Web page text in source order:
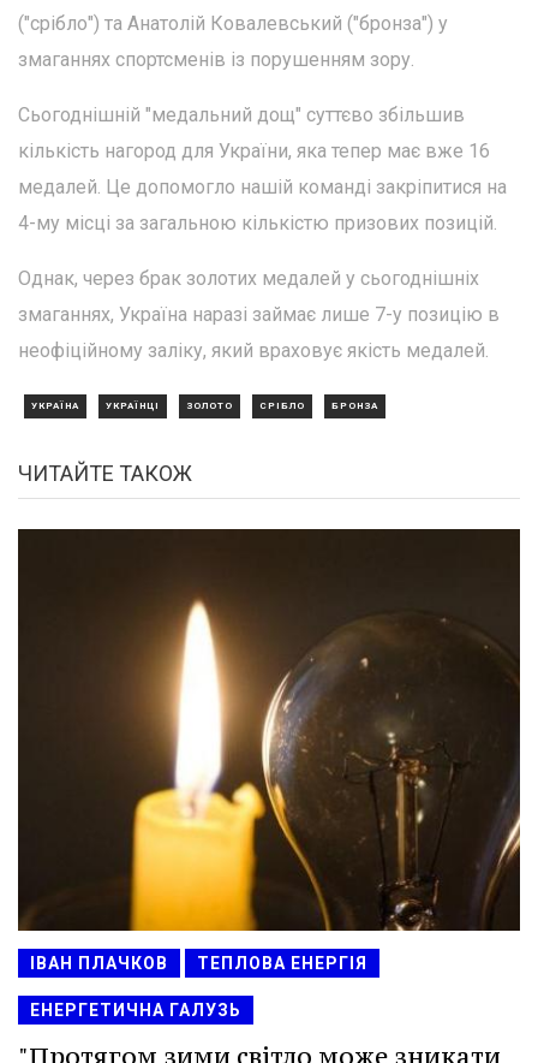
("срібло") та Анатолій Ковалевський ("бронза") у
змаганнях спортсменів із порушенням зору.
Сьогоднішній "медальний дощ" суттєво збільшив
кількість нагород для України, яка тепер має вже 16
медалей. Це допомогло нашій команді закріпитися на
4-му місці за загальною кількістю призових позицій.
Однак, через брак золотих медалей у сьогоднішніх
змаганнях, Україна наразі займає лише 7-у позицію в
неофіційному заліку, який враховує якість медалей.
УКРАЇНА УКРАЇНЦІ ЗОЛОТО СРІБЛО БРОНЗА
ЧИТАЙТЕ ТАКОЖ
ІВАН ПЛАЧКОВ ТЕПЛОВА ЕНЕРГІЯ
ЕНЕРГЕТИЧНА ГАЛУЗЬ